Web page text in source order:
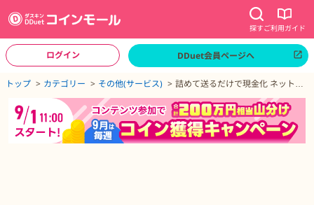
探すご利用ガイド
ログイン DDuet会員ページへ
トップ カテゴリー その他(サービス)
詰めて送るだけで現金化 ネットオ
ジトップへ